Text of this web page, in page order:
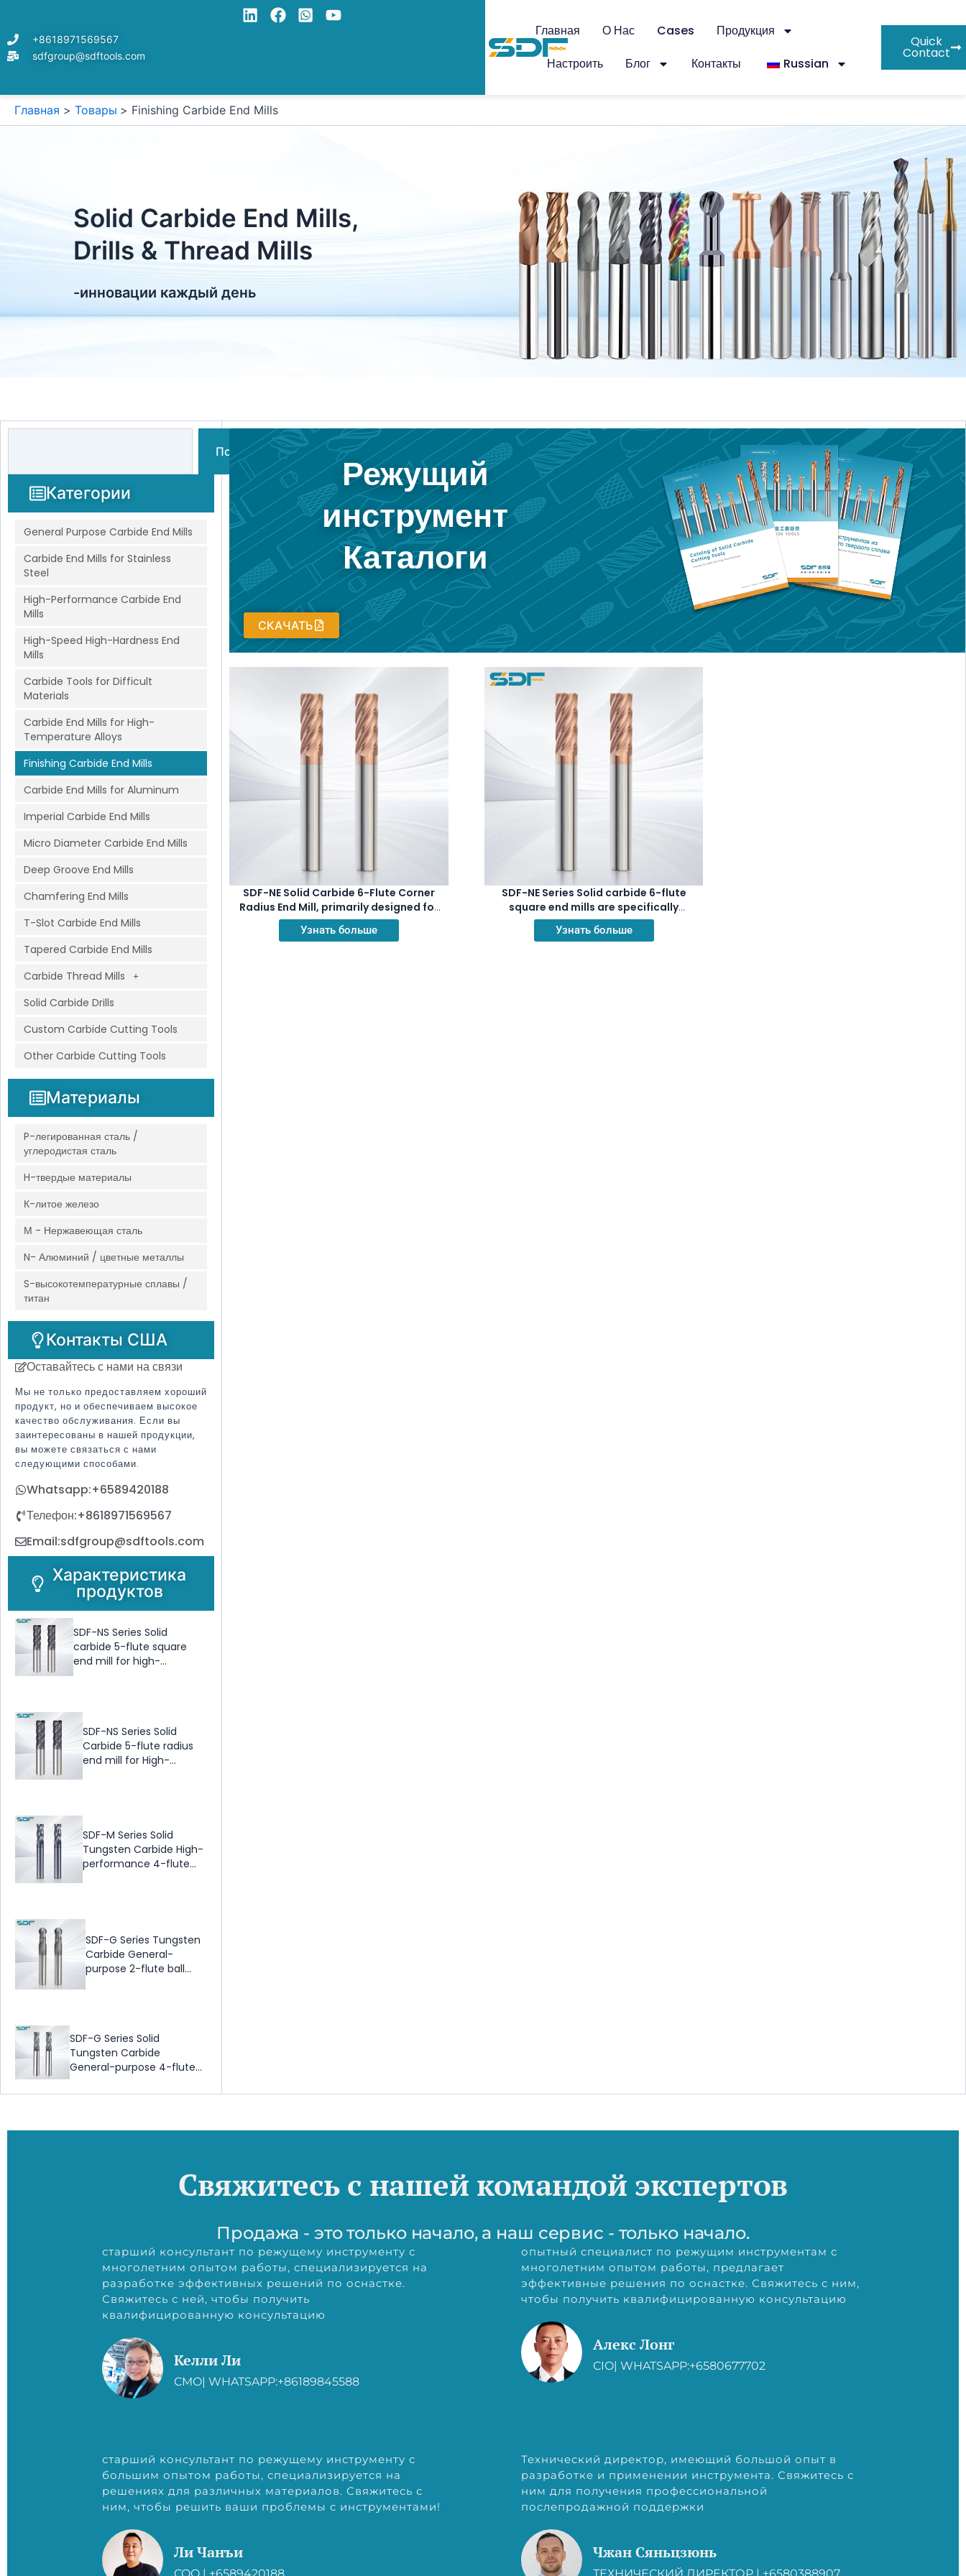
содержимому
+8618971569567
sdfgroup@sdftools.com
Главная О Нас Cases
Продукция
Настроить
Блог Контакты Russian
Quick
Contact
Главная Товары Finishing Carbide End Mills
Solid Carbide End Mills,
Drills & Thread Mills
-инновации каждый день
Поиск
Категории
General Purpose Carbide End Mills
Carbide End Mills for Stainless
Steel
High-Performance Carbide End
Mills
High-Speed High-Hardness End
Mills
Carbide Tools for Difficult
Materials
Carbide End Mills for High-
Temperature Alloys
Finishing Carbide End Mills
Carbide End Mills for Aluminum
Imperial Carbide End Mills
Micro Diameter Carbide End Mills
Deep Groove End Mills
Chamfering End Mills
T-Slot Carbide End Mills
Tapered Carbide End Mills
Carbide Thread Mills
Solid Carbide Drills
Custom Carbide Cutting Tools
Other Carbide Cutting Tools
Материалы
P-легированная сталь /
углеродистая сталь
H-твердые материалы
К-литое железо
М - Нержавеющая сталь
N- Алюминий / цветные металлы
S-высокотемпературные сплавы /
титан
Контакты США
Оставайтесь с нами на связи
Мы не только предоставляем хороший
продукт, но и обеспечиваем высокое
качество обслуживания. Если вы
заинтересованы в нашей продукции,
вы можете связаться с нами
следующими способами.
Whatsapp:+6589420188
Телефон:+8618971569567
Email:sdfgroup@sdftools.com
Характеристика
продуктов
SDF-NS Series Solid
carbide 5-flute square
end mill for high-
temperature alloys and
SDF-NS Series Solid
Carbide 5-flute radius
end mill for High-
SDF-M Series Solid
Tungsten Carbide High-
performance 4-flute
SDF-G Series Tungsten
Carbide General-
purpose 2-flute ball
SDF-G Series Solid
Tungsten Carbide
General-purpose 4-flute
radius end mill with
ALCRONA Coating, HRC45°
Режущий
инструмент
Каталоги
СКАЧАТЬ
SDF-NE Solid Carbide 6-Flute Corner
Radius End Mill, primarily designed for
finishing operations on difficult-to-
machine materials such as superalloys
Узнать больше
SDF-NE Series Solid carbide 6-flute
square end mills are specifically
engineered for finishing operations on
challenging materials such as
Узнать больше
Свяжитесь с нашей командой экспертов
Продажа - это только начало, а наш сервис - только начало.
старший консультант по режущему инструменту с
многолетним опытом работы, специализируется на
разработке эффективных решений по оснастке.
Свяжитесь с ней, чтобы получить
квалифицированную консультацию
Келли Ли
CMO| WHATSAPP:+86189845588
опытный специалист по режущим инструментам с
многолетним опытом работы, предлагает
эффективные решения по оснастке. Свяжитесь с ним,
чтобы получить квалифицированную консультацию
Алекс Лонг
CIO| WHATSAPP:+6580677702
старший консультант по режущему инструменту с
большим опытом работы, специализируется на
решениях для различных материалов. Свяжитесь с
ним, чтобы решить ваши проблемы с инструментами!
Ли Чанъи
Технический директор, имеющий большой опыт в
разработке и применении инструмента. Свяжитесь с
ним для получения профессиональной
послепродажной поддержки
Чжан Сяньцзюнь